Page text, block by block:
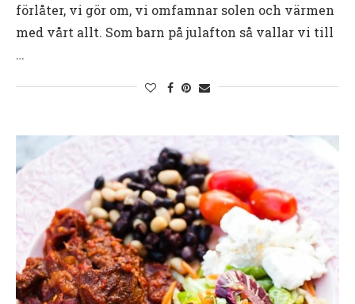
förlåter, vi gör om, vi omfamnar solen och värmen
med vårt allt. Som barn på julafton så vallar vi till
…